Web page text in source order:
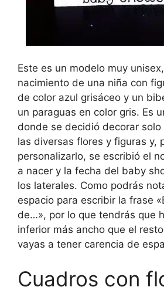
Este es un modelo muy
nacimiento de una niña con
de color azul grisáceo y un
un paraguas en color gris. Es
donde se decidió decorar solo
las diversas flores y figuras y,
personalizarlo, se escribió el
a nacer y la fecha del baby
los laterales. Como podrás
espacio para escribir la frase
de…», por lo que tendrás que
inferior más ancho que el
vayas a tener carencia de
Cuadros con